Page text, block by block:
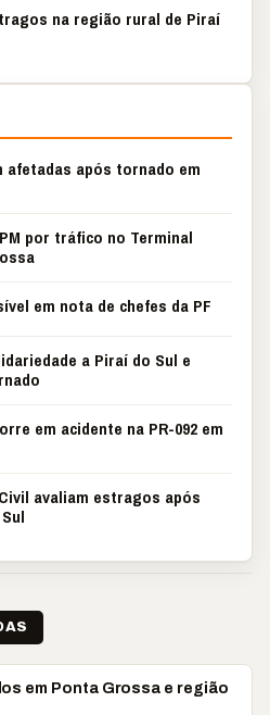
na região rural de Piraí
afetadas após tornado em
por tráfico no Terminal
em nota de chefes da PF
a Piraí do Sul e
em acidente na PR-092 em
avaliam estragos após
em Ponta Grossa e região